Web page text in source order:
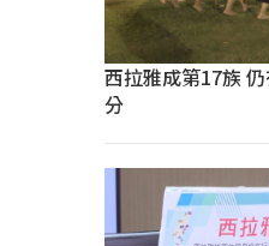
西拉雅成第17族
分